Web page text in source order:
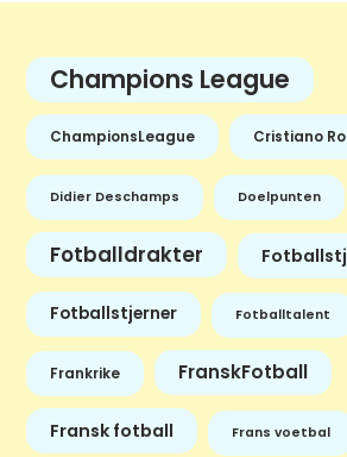
Champions League
ChampionsLeague Cristiano
Didier Deschamps Doelpunten
Fotballdrakter
Fotballstjerner Fotballtalent
Frankrike FranskFotball
Fransk fotball Frans voetbal